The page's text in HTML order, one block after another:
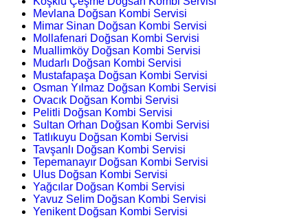
Mevlana Doğsan Kombi Servisi
Mimar Sinan Doğsan Kombi Servisi
Mollafenari Doğsan Kombi Servisi
Muallimköy Doğsan Kombi Servisi
Mudarlı Doğsan Kombi Servisi
Mustafapaşa Doğsan Kombi Servisi
Osman Yılmaz Doğsan Kombi Servisi
Ovacık Doğsan Kombi Servisi
Pelitli Doğsan Kombi Servisi
Sultan Orhan Doğsan Kombi Servisi
Tatlıkuyu Doğsan Kombi Servisi
Tavşanlı Doğsan Kombi Servisi
Tepemanayır Doğsan Kombi Servisi
Ulus Doğsan Kombi Servisi
Yağcılar Doğsan Kombi Servisi
Yavuz Selim Doğsan Kombi Servisi
Yenikent Doğsan Kombi Servisi